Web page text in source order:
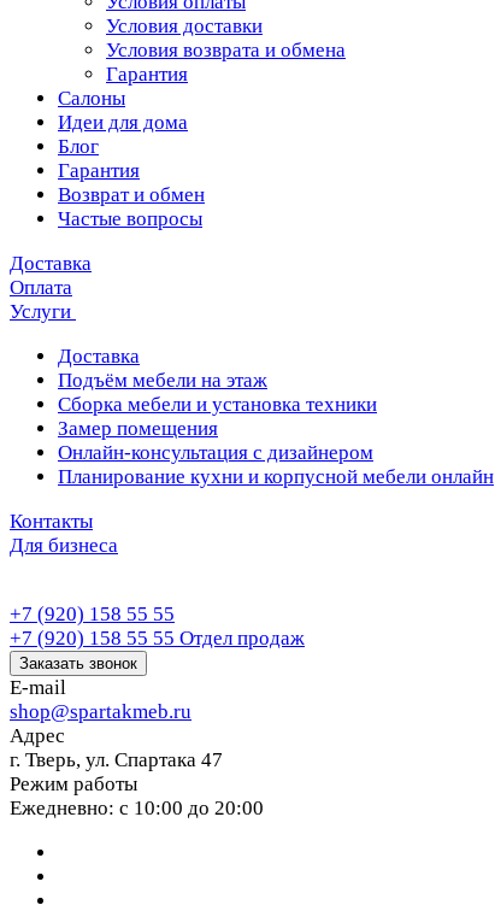
Условия доставки
Условия возврата и обмена
Гарантия
Салоны
Идеи для дома
Блог
Гарантия
Возврат и обмен
Частые вопросы
Доставка
Оплата
Услуги
Доставка
Подъём мебели на этаж
Сборка мебели и установка техники
Замер помещения
Онлайн-консультация с дизайнером
Планирование кухни и корпусной мебели онлайн
Контакты
Для бизнеса
+7 (920) 158 55 55
+7 (920) 158 55 55 Отдел продаж
Заказать звонок
E-mail
shop@spartakmeb.ru
Адрес
г. Тверь, ул. Спартака 47
Режим работы
Ежедневно: с 10:00 до 20:00